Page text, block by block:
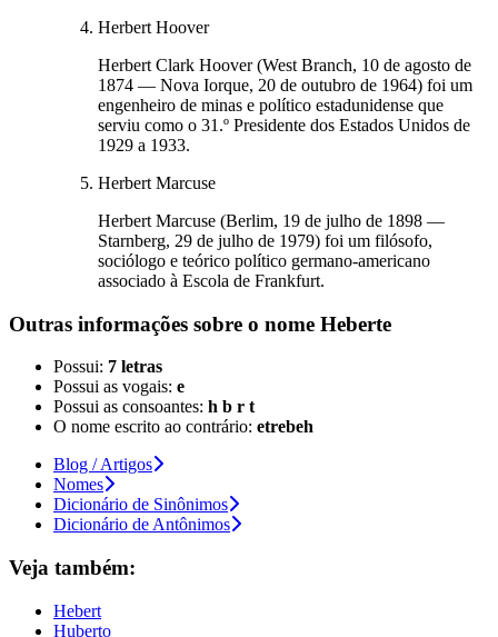
Herbert Hoover
Herbert Clark Hoover (West Branch, 10 de agosto de
1874 — Nova Iorque, 20 de outubro de 1964) foi um
engenheiro de minas e político estadunidense que
serviu como o 31.º Presidente dos Estados Unidos de
1929 a 1933.
Herbert Marcuse
Herbert Marcuse (Berlim, 19 de julho de 1898 —
Starnberg, 29 de julho de 1979) foi um filósofo,
sociólogo e teórico político germano-americano
associado à Escola de Frankfurt.
Outras informações sobre o nome Heberte
Possui: 7 letras
Possui as vogais: e
Possui as consoantes: h b r t
O nome escrito ao contrário: etrebeh
Blog / Artigos
Nomes
Dicionário de Sinônimos
Dicionário de Antônimos
Veja também:
Hebert
Huberto